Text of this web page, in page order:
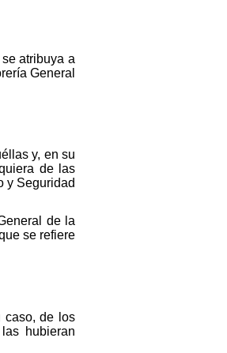
atribuya a
General
y, en su
de las
y Seguridad
de la
se refiere
caso, de los
hubieran